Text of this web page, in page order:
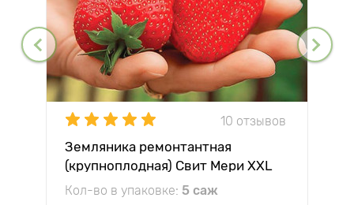
10 отзывов
Земляника ремонтантная
(крупноплодная) Свит Мери XXL
Кол-во в упаковке: 5 саж